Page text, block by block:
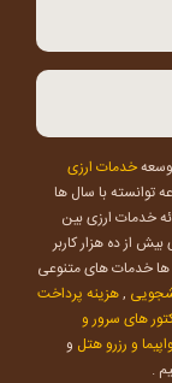
خدمات ارزی
توانسته با سال ها
خدمات ارزی بین
از ده هزار کاربر
ها خدمات های متنوعی
,هزینه پرداخت
های سرور و
و رزرو هتل و
.